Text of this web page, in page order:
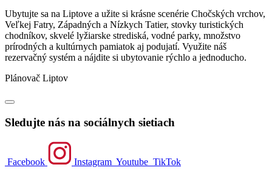
Ubytujte sa na Liptove a užite si krásne scenérie Chočských vrchov,
Veľkej Fatry, Západných a Nízkych Tatier, stovky turistických
chodníkov, skvelé lyžiarske strediská, vodné parky, množstvo
prírodných a kultúrnych pamiatok aj podujatí. Využite náš
rezervačný systém a nájdite si ubytovanie rýchlo a jednoducho.
Plánovač Liptov
Sledujte nás na sociálnych sietiach
Facebook Instagram Youtube TikTok